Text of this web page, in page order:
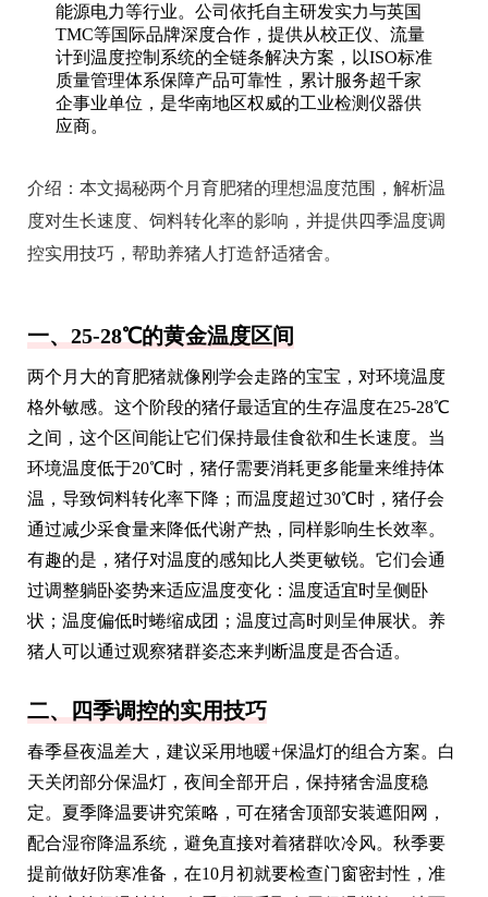
能源电力等行业。公司依托自主研发实力与英国
TMC等国际品牌深度合作，提供从校正仪、流量
计到温度控制系统的全链条解决方案，以ISO标准
质量管理体系保障产品可靠性，累计服务超千家
企事业单位，是华南地区权威的工业检测仪器供
应商。
介绍： 本文揭秘两个月育肥猪的理想温度范围，解析温
度对生长速度、饲料转化率的影响，并提供四季温度调
控实用技巧，帮助养猪人打造舒适猪舍。
一、25-28℃的黄金温度区间
两个月大的育肥猪就像刚学会走路的宝宝，对环境温度
格外敏感。这个阶段的猪仔最适宜的生存温度在25-28℃
之间，这个区间能让它们保持最佳食欲和生长速度。当
环境温度低于20℃时，猪仔需要消耗更多能量来维持体
温，导致饲料转化率下降；而温度超过30℃时，猪仔会
通过减少采食量来降低代谢产热，同样影响生长效率。
有趣的是，猪仔对温度的感知比人类更敏锐。它们会通
过调整躺卧姿势来适应温度变化：温度适宜时呈侧卧
状；温度偏低时蜷缩成团；温度过高时则呈伸展状。养
猪人可以通过观察猪群姿态来判断温度是否合适。
二、四季调控的实用技巧
春季昼夜温差大，建议采用地暖+保温灯的组合方案。白
天关闭部分保温灯，夜间全部开启，保持猪舍温度稳
定。夏季降温要讲究策略，可在猪舍顶部安装遮阳网，
配合湿帘降温系统，避免直接对着猪群吹冷风。秋季要
提前做好防寒准备，在10月初就要检查门窗密封性，准